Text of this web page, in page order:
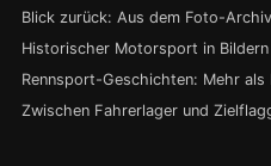
Blick zurück: Aus dem Foto-Archiv
Historischer Motorsport in Bildern
Rennsport-Geschichten: Mehr als
Zwischen Fahrerlager und